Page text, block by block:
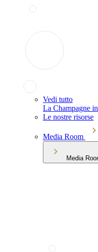
Vedi tutto
La Champagne
Le nostre risorse
Media Room
Media